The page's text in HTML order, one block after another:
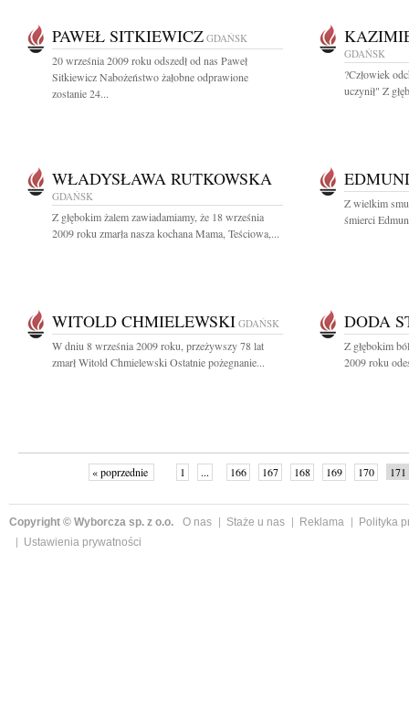
PAWEŁ SITKIEWICZ GDAŃSK
20 września 2009 roku odszedł od nas Paweł
Sitkiewicz Nabożeństwo żałobne odprawione
zostanie 24...
GDAŃSK
?Człowiek
uczynił" Z
WŁADYSŁAWA RUTKOWSKA
GDAŃSK
Z głębokim żalem zawiadamiamy, że 18 września
2009 roku zmarła nasza kochana Mama, Teściowa,...
Z wielkim
śmierci
WITOLD CHMIELEWSKI GDAŃSK
W dniu 8 września 2009 roku, przeżywszy 78 lat
zmarł Witold Chmielewski Ostatnie pożegnanie...
DODA
Z głębokim
2009 roku
« poprzednie 1 ... 166 167 168 169 170 171
Copyright © Wyborcza sp. z o.o. O nas Staże u nas Reklama
Polityka
Ustawienia prywatności